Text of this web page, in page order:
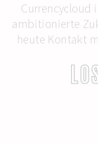
Currencycloud
ambitionierte
heute Kontakt